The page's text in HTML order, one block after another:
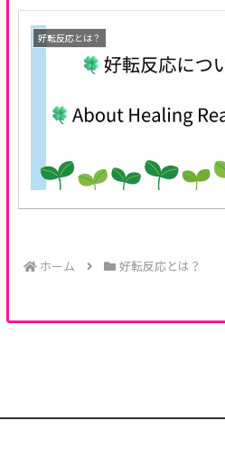
好転反応とは？
ホーム 好転反応とは？